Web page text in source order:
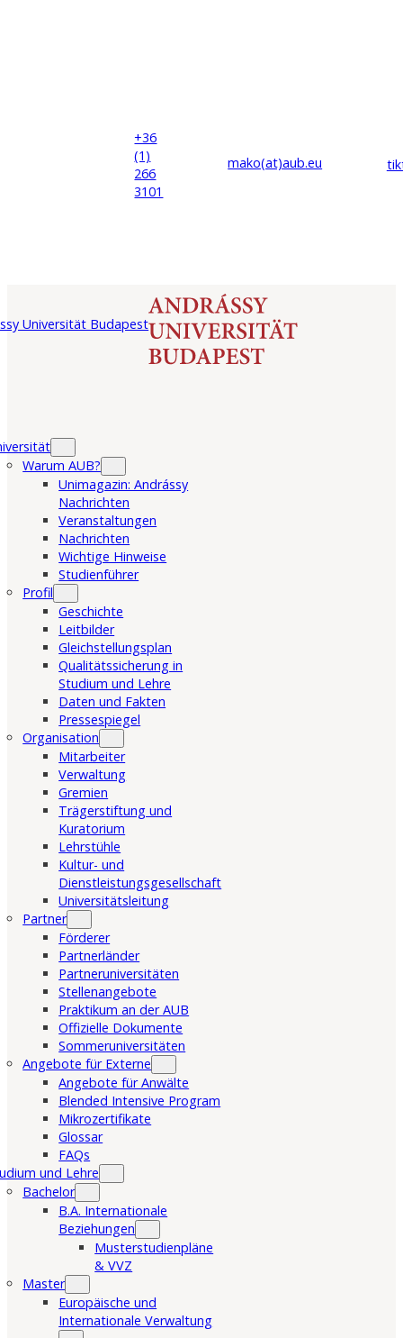
+36
(1)
266
3101
mako(at)aub.eu
Warum AUB?
Unimagazin: Andrássy
Nachrichten
Veranstaltungen
Nachrichten
Wichtige Hinweise
Studienführer
Profil
Geschichte
Leitbilder
Gleichstellungsplan
Qualitätssicherung in
Studium und Lehre
Daten und Fakten
Pressespiegel
Organisation
Mitarbeiter
Verwaltung
Gremien
Trägerstiftung und
Kuratorium
Lehrstühle
Kultur- und
Dienstleistungsgesellschaft
Universitätsleitung
Partner
Förderer
Partnerländer
Partneruniversitäten
Stellenangebote
Praktikum an der AUB
Offizielle Dokumente
Sommeruniversitäten
Angebote für Externe
Angebote für Anwälte
Blended Intensive Program
Mikrozertifikate
Glossar
FAQs
und Lehre
Bachelor
B.A. Internationale
Beziehungen
Musterstudienpläne
& VVZ
Master
Europäische und
Internationale Verwaltung